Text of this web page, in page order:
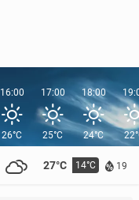
27°C 14°C 19
16:00
26°C
17:00
25°C
18:00
24°C